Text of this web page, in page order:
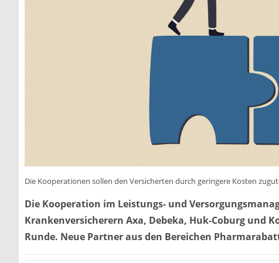
Die Kooperationen sollen den Versicherten durch geringere Kosten
Die Kooperation im Leistungs- und
Krankenversicherern Axa, Debeka, Huk-Coburg und
Runde. Neue Partner aus den Bereichen